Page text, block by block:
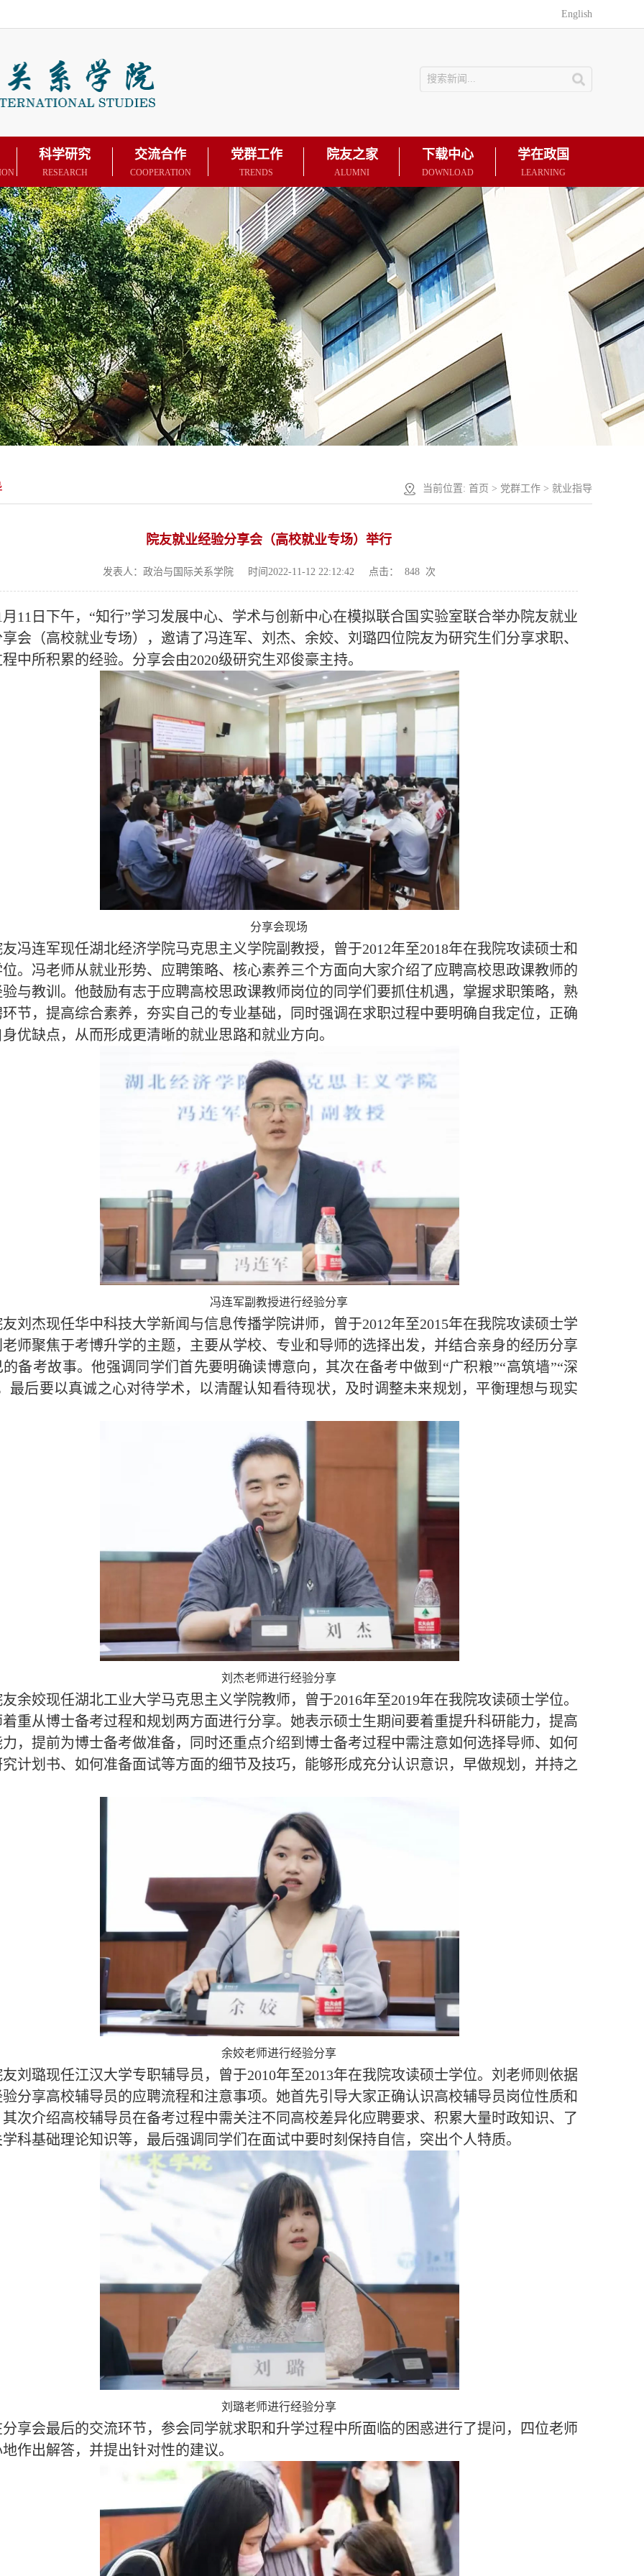
English
科学研究
RESEARCH
交流合作
COOPERATION
党群工作
TRENDS
院友之家
ALUMNI
下载中心
DOWNLOAD
学在政国
LEARNING
当前位置: 首页 > 党群工作 > 就业指导
院友就业经验分享会（高校就业专场）举行
发表人：政治与国际关系学院 时间2022-11-12 22:12:42 点击： 848 次
月11日下午，“知行”学习发展中心、学术与创新中心在模拟联合国实验室联合举办院友就业
会（高校就业专场），邀请了冯连军、刘杰、余姣、刘璐四位院友为研究生们分享求职、
中所积累的经验。分享会由2020级研究生邓俊豪主持。
分享会现场
友冯连军现任湖北经济学院马克思主义学院副教授，曾于2012年至2018年在我院攻读硕士和
。冯老师从就业形势、应聘策略、核心素养三个方面向大家介绍了应聘高校思政课教师的
与教训。他鼓励有志于应聘高校思政课教师岗位的同学们要抓住机遇，掌握求职策略，熟
节，提高综合素养，夯实自己的专业基础，同时强调在求职过程中要明确自我定位，正确
优缺点，从而形成更清晰的就业思路和就业方向。
冯连军副教授进行经验分享
友刘杰现任华中科技大学新闻与信息传播学院讲师，曾于2012年至2015年在我院攻读硕士学
师聚焦于考博升学的主题，主要从学校、专业和导师的选择出发，并结合亲身的经历分享
备考故事。他强调同学们首先要明确读博意向，其次在备考中做到“广积粮”“高筑墙”“深
最后要以真诚之心对待学术，以清醒认知看待现状，及时调整未来规划，平衡理想与现实
刘杰老师进行经验分享
友余姣现任湖北工业大学马克思主义学院教师，曾于2016年至2019年在我院攻读硕士学位。
重从博士备考过程和规划两方面进行分享。她表示硕士生期间要着重提升科研能力，提高
，提前为博士备考做准备，同时还重点介绍到博士备考过程中需注意如何选择导师、如何
计划书、如何准备面试等方面的细节及技巧，能够形成充分认识意识，早做规划，并持之
余姣老师进行经验分享
友刘璐现任江汉大学专职辅导员，曾于2010年至2013年在我院攻读硕士学位。刘老师则依据
分享高校辅导员的应聘流程和注意事项。她首先引导大家正确认识高校辅导员岗位性质和
次介绍高校辅导员在备考过程中需关注不同高校差异化应聘要求、积累大量时政知识、了
科基础理论知识等，最后强调同学们在面试中要时刻保持自信，突出个人特质。
刘璐老师进行经验分享
分享会最后的交流环节，参会同学就求职和升学过程中所面临的困惑进行了提问，四位老师
作出解答，并提出针对性的建议。